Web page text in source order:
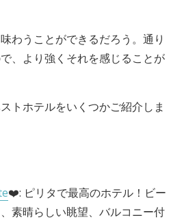
わうことができるだろう。通り
、より強くそれを感じることが
トホテルをいくつかご紹介しま
❤️: ピリタで最高のホテル！ビー
素晴らしい眺望、バルコニー付